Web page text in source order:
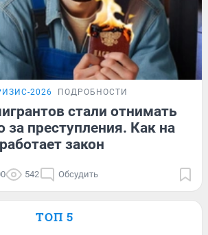
2026 ПОДРОБНОСТИ
стали отнимать
за преступления. Как на
закон
542 Обсудить
ТОП 5